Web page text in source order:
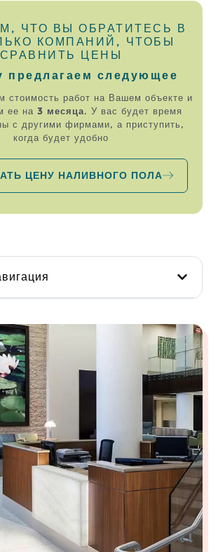
ЧТО ВЫ ОБРАТИТЕСЬ В
КОМПАНИЙ, ЧТОБЫ
СРАВНИТЬ ЦЕНЫ
предлагаем следующее
стоимость работ на Вашем объекте и
ее на 3 месяца. У вас будет время
с другими фирмами, а приступить,
когда будет удобно
ЦЕНУ НАЛИВНОГО ПОЛА